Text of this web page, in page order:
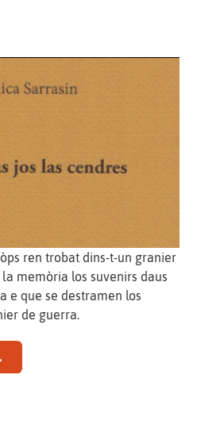
ren trobat dins-t-un granier
memòria los suvenirs daus
e que se destramen los
de guerra.